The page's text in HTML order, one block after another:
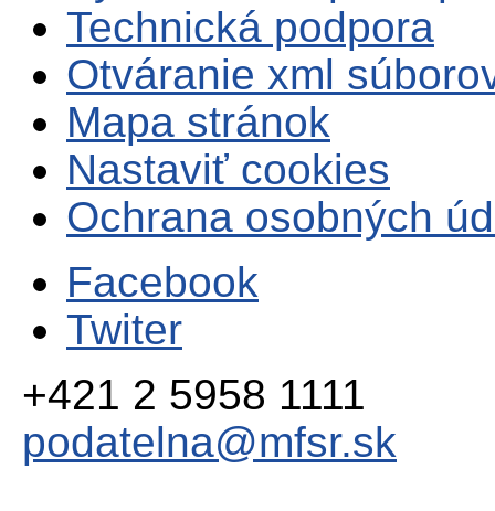
Technická podpora
Otváranie xml
Mapa stránok
Nastaviť cookies
Ochrana osobných
Facebook
Twiter
+421 2 5958 1111
podatelna@mfsr.sk